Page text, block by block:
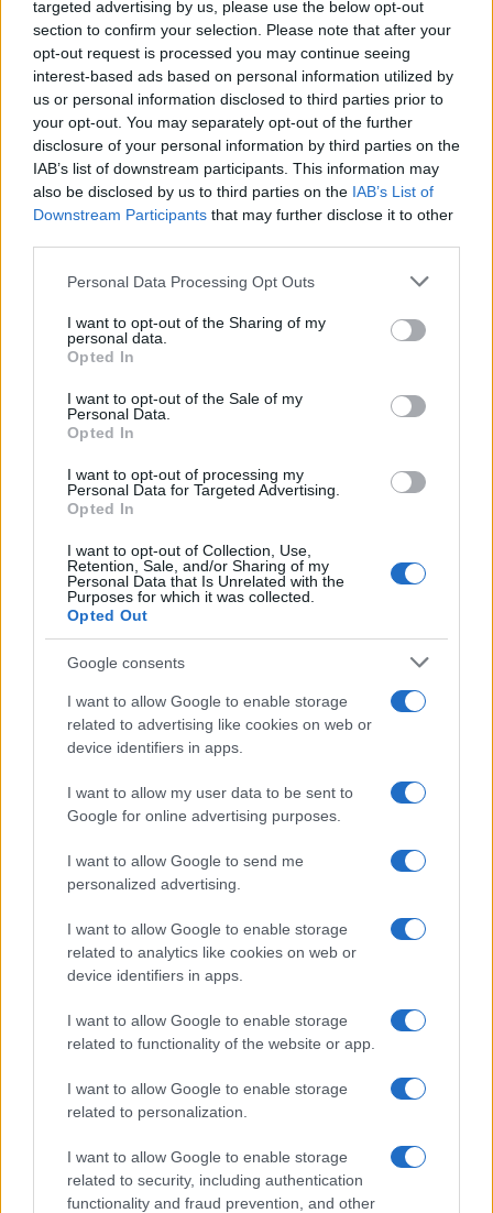
targeted advertising by us, please use the below opt-out
section to confirm your selection. Please note that after your
opt-out request is processed you may continue seeing
interest-based ads based on personal information utilized by
us or personal information disclosed to third parties prior to
your opt-out. You may separately opt-out of the further
disclosure of your personal information by third parties on the
IAB’s list of downstream participants. This information may
also be disclosed by us to third parties on the IAB’s List of
Downstream Participants that may further disclose it to other
Please note that this website/app uses one or more Google
not limited to your visit or usage behaviour. You may click to
grant or deny consent to Google and its third-party tags to
use your data for below specified purposes in below Google
consent section.
Personal Data Processing Opt Outs
I want to opt-out of the Sharing of my
personal data.
Opted In
I want to opt-out of the Sale of my
Personal Data.
Opted In
I want to opt-out of processing my
Personal Data for Targeted Advertising.
Opted In
I want to opt-out of Collection, Use,
Retention, Sale, and/or Sharing of my
Personal Data that Is Unrelated with the
Purposes for which it was collected.
Opted Out
Google consents
I want to allow Google to enable storage
related to advertising like cookies on web or
device identifiers in apps.
I want to allow my user data to be sent to
Google for online advertising purposes.
I want to allow Google to send me
personalized advertising.
I want to allow Google to enable storage
related to analytics like cookies on web or
device identifiers in apps.
I want to allow Google to enable storage
related to functionality of the website or app.
I want to allow Google to enable storage
related to personalization.
I want to allow Google to enable storage
related to security, including authentication
functionality and fraud prevention, and other
quando senti di meritartela. Sii chiaro e diretto,
spiegando perché pensi di essere pronto per il
passo successivo. Ricorda: a volte è necessario
prendersi il rischio per ottenere ciò che si desidera!
Non crederai mai a quanti traguardi puoi
raggiungere!
In conclusione, ottenere una promozione richiede
impegno e strategia. Segui queste 10 strategie e
preparati a brillare nel tuo percorso professionale.
con i tuoi amici: chissà che non possano trarne
ispirazione anche loro! 🔗
Staff
Continua a leggere
TEEN NEWS